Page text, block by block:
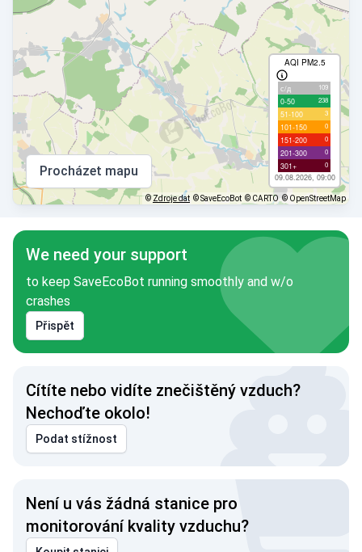
AQI PM2.5
с/д 109
0-50 238
51-100 3
101-150 0
151-200 0
201-300 0
301+ 0
09.08.2026, 09:00
Procházet mapu
©Zdroje dat © SaveEcoBot © CARTO © OpenStreetMap
We need your support
to keep SaveEcoBot running smoothly and w/o
crashes
Přispět
Cítíte nebo vidíte znečištěný vzduch?
Nechoďte okolo!
Podat stížnost
Není u vás žádná stanice pro
monitorování kvality vzduchu?